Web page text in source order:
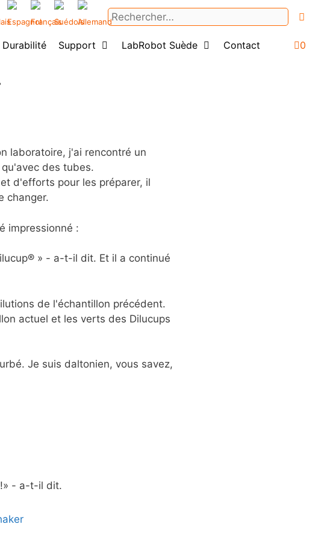
Rechercher :
Durabilité Support LabRobot Suède Contact 0
laboratoire, j'ai rencontré un
des tubes.
d'efforts pour les préparer, il
changer.
impressionné :
» - a-t-il dit. Et il a continué
de l'échantillon précédent.
actuel et les verts des Dilucups
Je suis daltonien, vous savez,
!» - a-t-il dit.